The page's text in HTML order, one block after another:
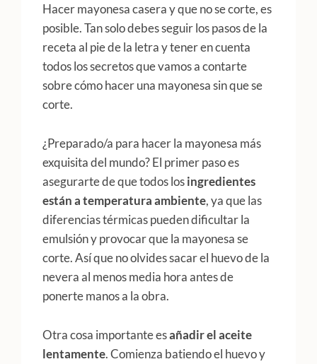
Hacer mayonesa casera y que no se corte, es
posible. Tan solo debes seguir los pasos de la
receta al pie de la letra y tener en cuenta
todos los secretos que vamos a contarte
sobre cómo hacer una mayonesa sin que se
corte.
¿Preparado/a para hacer la mayonesa más
exquisita del mundo? El primer paso es
asegurarte de que todos losingredientes
están a temperatura ambiente, ya que las
diferencias térmicas pueden dificultar la
emulsión y provocar que la mayonesa se
corte. Así que no olvides sacar el huevo de la
nevera al menos media hora antes de
ponerte manos a la obra.
Otra cosa importante esañadir el aceite
lentamente. Comienza batiendo el huevo y